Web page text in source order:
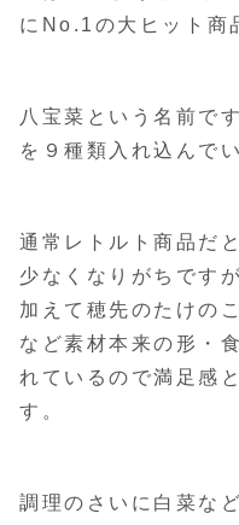
にNo.1の大ヒット商
八宝菜という名前で
を９種類入れ込んで
通常レトルト商品だ
少なくなりがちです
加えて穂先のたけの
など素材本来の形・
れているので満足感
す。
調理のさいに白菜な